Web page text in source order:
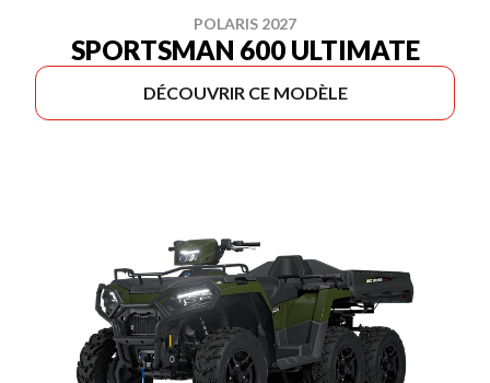
POLARIS 2027
SPORTSMAN 600 ULTIMATE
DÉCOUVRIR CE MODÈLE